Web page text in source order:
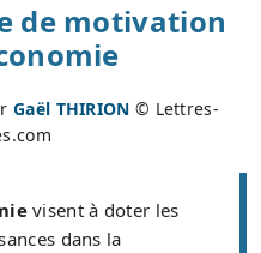
de motivation
Gaël THIRION © Lettres-
visent à doter les
dans la